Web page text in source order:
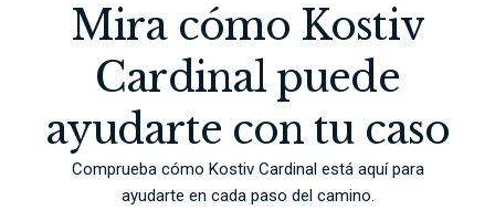
Mira cómo Kostiv
Cardinal puede
ayudarte con tu caso
Comprueba cómo Kostiv Cardinal está aquí para
ayudarte en cada paso del camino.